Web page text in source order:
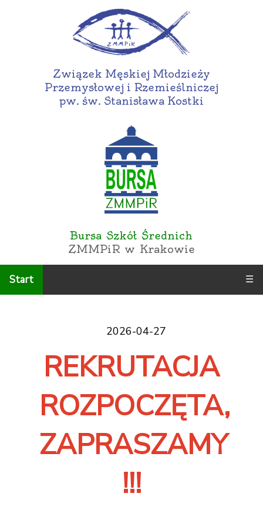
Związek Męskiej Młodzieży
Przemysłowej i Rzemieślniczej
pw. św. Stanisława Kostki
Bursa Szkół Średnich
ZMMPiR w Krakowie
Start ☰
2026-04-27
REKRUTACJA
ROZPOCZĘTA,
ZAPRASZAMY
!!!